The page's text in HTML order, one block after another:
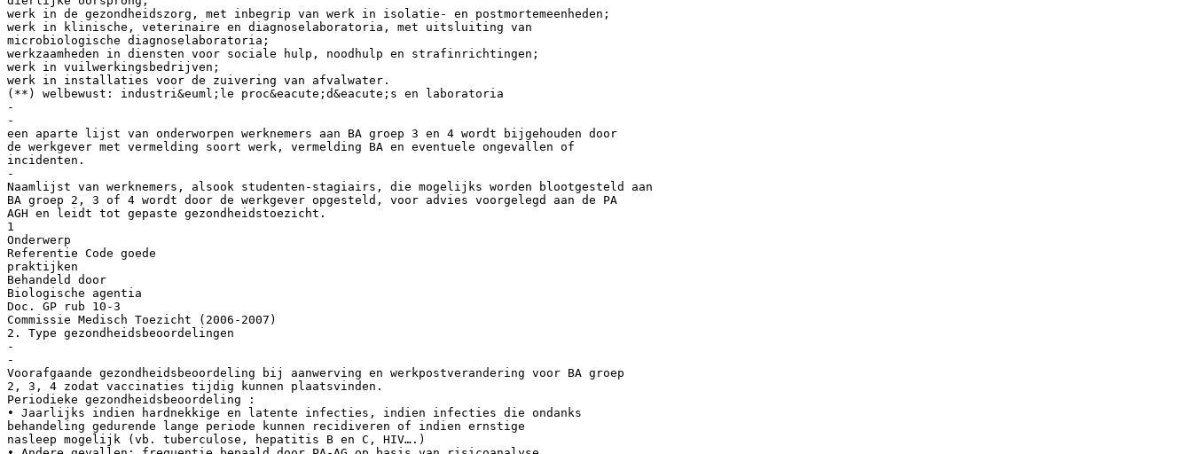
werk in de gezondheidszorg, met inbegrip van werk in isolatie- en postmortemeenheden;
werk in klinische, veterinaire en diagnoselaboratoria, met uitsluiting van
microbiologische diagnoselaboratoria;
werkzaamheden in diensten voor sociale hulp, noodhulp en strafinrichtingen;
werk in vuilwerkingsbedrijven;
werk in installaties voor de zuivering van afvalwater.
(**) welbewust: industri&euml;le proc&eacute;d&eacute;s en laboratoria
-
-
een aparte lijst van onderworpen werknemers aan BA groep 3 en 4 wordt bijgehouden door
de werkgever met vermelding soort werk, vermelding BA en eventuele ongevallen of
incidenten.
-
Naamlijst van werknemers, alsook studenten-stagiairs, die mogelijks worden blootgesteld aan
BA groep 2, 3 of 4 wordt door de werkgever opgesteld, voor advies voorgelegd aan de PA
AGH en leidt tot gepaste gezondheidstoezicht.
1
Onderwerp
Referentie Code goede
praktijken
Behandeld door
Biologische agentia
Doc. GP rub 10-3
Commissie Medisch Toezicht (2006-2007)
2. Type gezondheidsbeoordelingen
-
-
Voorafgaande gezondheidsbeoordeling bij aanwerving en werkpostverandering voor BA groep
2, 3, 4 zodat vaccinaties tijdig kunnen plaatsvinden.
Periodieke gezondheidsbeoordeling :
• Jaarlijks indien hardnekkige en latente infecties, indien infecties die ondanks
behandeling gedurende lange periode kunnen recidiveren of indien ernstige
nasleep mogelijk (vb. tuberculose, hepatitis B en C, HIV….)